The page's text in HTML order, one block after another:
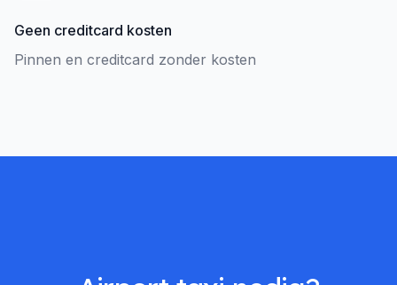
Geen creditcard kosten
Pinnen en creditcard zonder kosten